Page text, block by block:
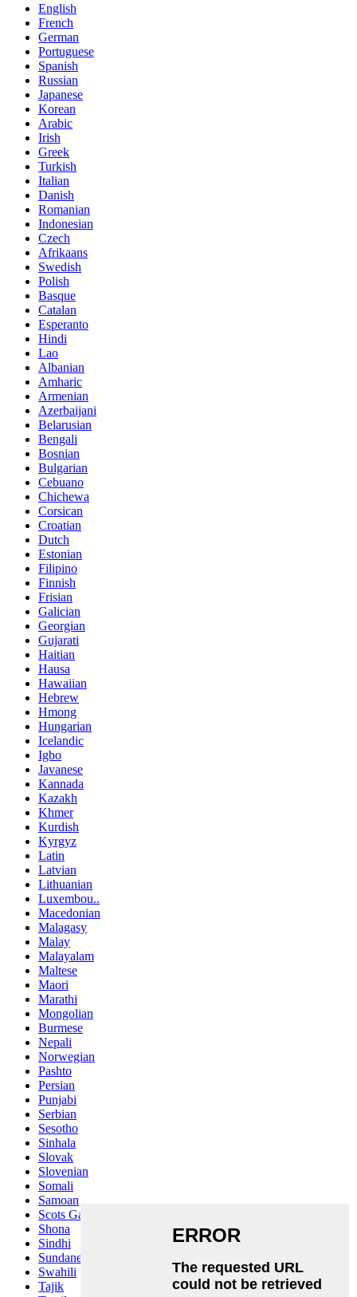
English
French
German
Portuguese
Spanish
Russian
Japanese
Korean
Arabic
Irish
Greek
Turkish
Italian
Danish
Romanian
Indonesian
Czech
Afrikaans
Swedish
Polish
Basque
Catalan
Esperanto
Hindi
Lao
Albanian
Amharic
Armenian
Azerbaijani
Belarusian
Bengali
Bosnian
Bulgarian
Cebuano
Chichewa
Corsican
Croatian
Dutch
Estonian
Filipino
Finnish
Frisian
Galician
Georgian
Gujarati
Haitian
Hausa
Hawaiian
Hebrew
Hmong
Hungarian
Icelandic
Igbo
Javanese
Kannada
Kazakh
Khmer
Kurdish
Kyrgyz
Latin
Latvian
Lithuanian
Luxembou..
Macedonian
Malagasy
Malay
Malayalam
Maltese
Maori
Marathi
Mongolian
Burmese
Nepali
Norwegian
Pashto
Persian
Punjabi
Serbian
Sesotho
Sinhala
Slovak
Slovenian
Somali
Samoan
Scots Gaelic
Shona
Sindhi
Sundanese
Swahili
Tajik